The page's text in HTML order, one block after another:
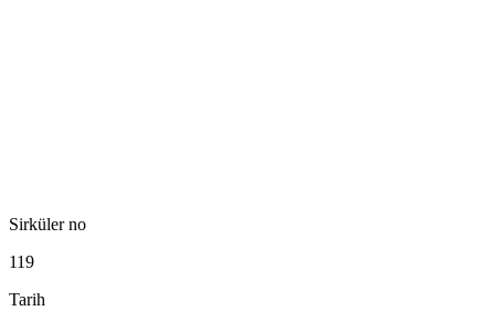
Sirküler no
119
Tarih